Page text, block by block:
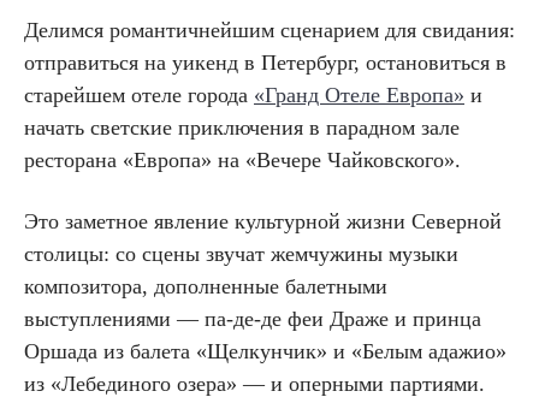
Делимся романтичнейшим сценарием для свидания:
отправиться на уикенд в Петербург, остановиться в
старейшем отеле города «Гранд Отеле Европа» и
начать светские приключения в парадном зале
ресторана «Европа» на «Вечере Чайковского».
Это заметное явление культурной жизни Северной
столицы: со сцены звучат жемчужины музыки
композитора, дополненные балетными
выступлениями — па-де-де феи Драже и принца
Оршада из балета «Щелкунчик» и «Белым адажио»
из «Лебединого озера» — и оперными партиями.